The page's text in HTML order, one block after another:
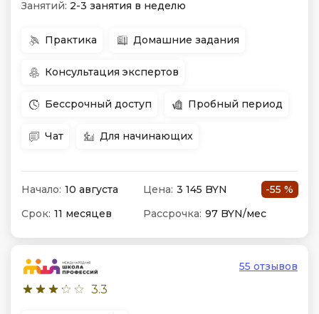
Занятий: 2-3 занятия в неделю
Практика Домашние задания
Консультация экспертов
Бессрочный доступ Пробный период
Чат Для начинающих
Начало: 10 августа Цена: 3 145 BYN
-55 %
Срок: 11 месяцев Рассрочка: 97 BYN/мес
3.3
55 отзывов